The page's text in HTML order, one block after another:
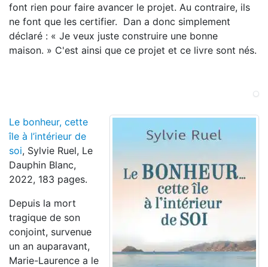
font rien pour faire avancer le projet. Au contraire, ils
ne font que les certifier. Dan a donc simplement
déclaré : « Je veux juste construire une bonne
maison. » C'est ainsi que ce projet et ce livre sont nés.
Le bonheur, cette
île à l’intérieur de
soi, Sylvie Ruel, Le
Dauphin Blanc,
2022, 183 pages.
Depuis la mort
tragique de son
conjoint, survenue
un an auparavant,
Marie-Laurence a le